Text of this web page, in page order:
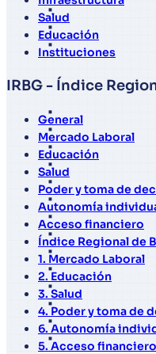
Salud
Educación
Instituciones
IRBG - Índice
General
Mercado Laboral
Educación
Salud
Poder y toma de
Autonomía
Acceso financiero
Índice Regional de
1. Mercado Laboral
2. Educación
3. Salud
4. Poder y toma de
6. Autonomía
5. Acceso financiero